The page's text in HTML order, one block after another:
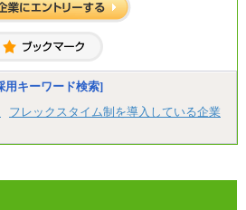
額とし、
採用の給与です。経験者採用の場合、下
してご経験に応じた金額となります。
員】一般事務職種（CS職）：月給255,00
）
員】総合職：月給300,000円（大学卒）
用キーワード検索]
フレックスタイム制を導入している企業